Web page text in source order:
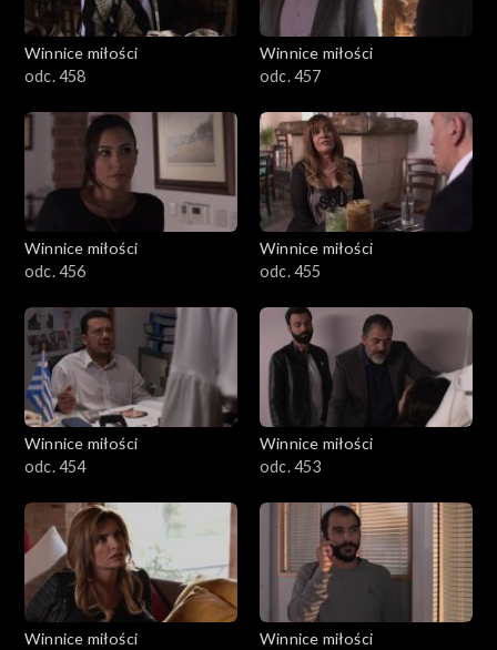
Winnice miłości
odc. 458
Winnice miłości
odc. 457
Winnice miłości
odc. 456
Winnice miłości
odc. 455
Winnice miłości
odc. 454
Winnice miłości
odc. 453
Winnice miłości
Winnice miłości